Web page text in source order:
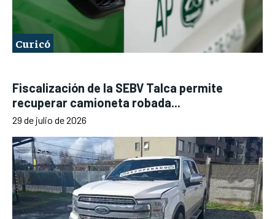
Curicó
Fiscalización de la SEBV Talca permite
recuperar camioneta robada...
29 de julio de 2026